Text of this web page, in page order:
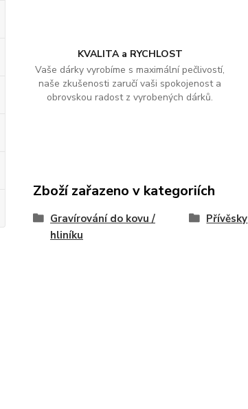
KVALITA a RYCHLOST
Vaše dárky vyrobíme s maximální pečlivostí,
naše zkušenosti zaručí vaši spokojenost a
obrovskou radost z vyrobených dárků.
Zboží zařazeno v kategoriích
Gravírování do kovu /
hliníku
Přívěsky